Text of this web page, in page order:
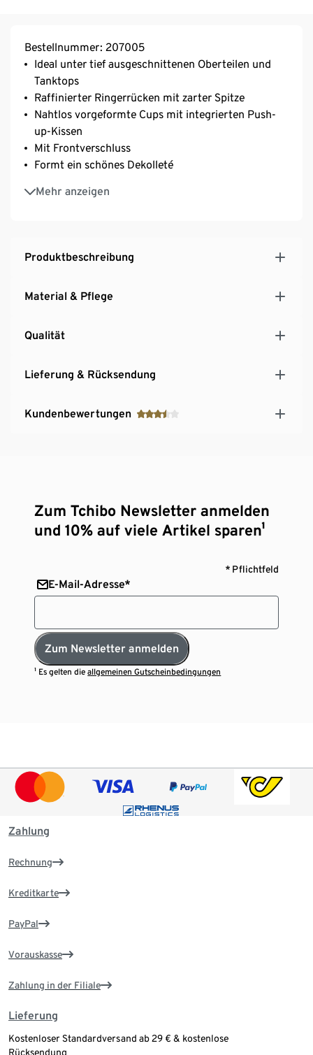
Bestellnummer: 207005
Ideal unter tief ausgeschnittenen Oberteilen und
Tanktops
Raffinierter Ringerrücken mit zarter Spitze
Nahtlos vorgeformte Cups mit integrierten Push-
up-Kissen
Mit Frontverschluss
Formt ein schönes Dekolleté
Mehr anzeigen
Softe Microtouch-Qualität mit seidigem Glanz
Mit hochwertigem Markenelasthan für
Produktbeschreibung
Material & Pflege
Qualität
Lieferung & Rücksendung
Kundenbewertungen
Zum Tchibo Newsletter anmelden
und 10% auf viele Artikel sparen¹
* Pflichtfeld
E-Mail-Adresse*
Zum Newsletter anmelden
¹ Es gelten dieallgemeinen Gutscheinbedingungen
Zahlung
Rechnung
Kreditkarte
PayPal
Vorauskasse
Zahlung in der Filiale
Lieferung
Kostenloser Standardversand ab 29 € & kostenlose
Rücksendung